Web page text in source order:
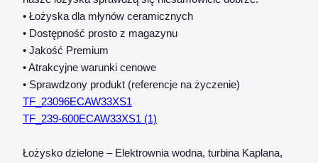
• Łożyska dla młynów ceramicznych
• Dostępność prosto z magazynu
• Jakość Premium
• Atrakcyjne warunki cenowe
• Sprawdzony produkt (referencje na życzenie)
TF_23096ECAW33XS1
TF_239-600ECAW33XS1 (1)
Łożysko dzielone – Elektrownia wodna, turbina Kaplana,